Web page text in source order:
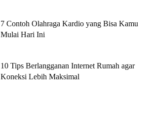
7 Contoh Olahraga Kardio yang Bisa Kamu
Mulai Hari Ini
10 Tips Berlangganan Internet Rumah agar
Koneksi Lebih Maksimal